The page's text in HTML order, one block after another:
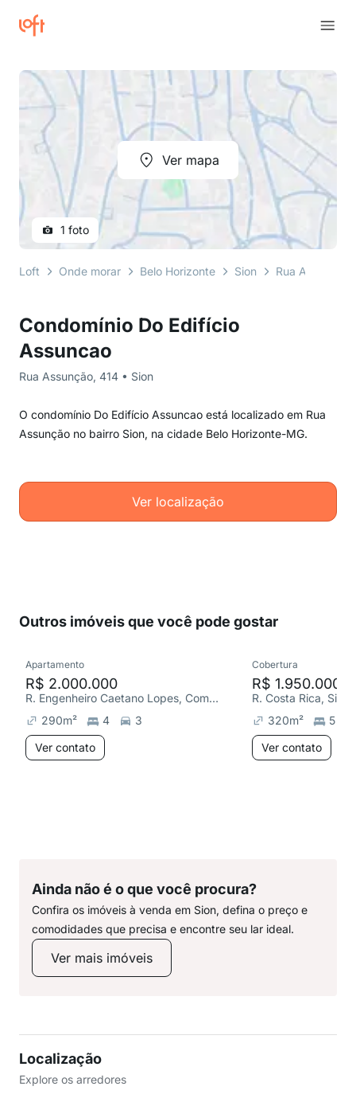
Condomínio Do Edifício
Assuncao
Rua Assunção, 414 • Sion
O condomínio Do Edifício Assuncao está localizado em Rua
Assunção no bairro Sion, na cidade Belo Horizonte-MG.
Ver localização
Ver mapa
1 foto
Loft Onde morar Belo Horizonte Sion Rua Assunção
Outros imóveis que você pode gostar
Apartamento
R$ 2.000.000
R. Engenheiro Caetano Lopes, Comiteco
290m² 4
3
Ver contato
Cobertura
R$ 1.950.000
R. Costa Rica, Sion
320m²
5
Ver contato
Ainda não é o que você procura?
Confira os imóveis à venda em Sion, defina o preço e
comodidades que precisa e encontre seu lar ideal.
Ver mais imóveis
Localização
Explore os arredores